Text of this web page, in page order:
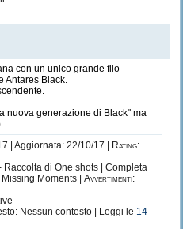
con un unico grande filo
Antares Black.
nuova generazione di Black" ma
| Aggiornata: 22/10/17 |
Rating:
Raccolta di One shots | Completa
Missing Moments | Avvertimenti:
Nessun contesto | Leggi le 14